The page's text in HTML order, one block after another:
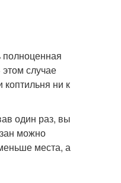
полноценная
случае
коптильня ни к
один раз, вы
можно
места, а